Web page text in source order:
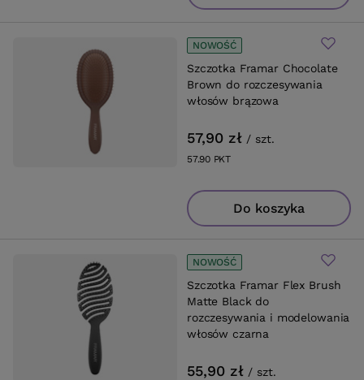
Szczotka Framar Chocolate
Brown do rozczesywania
włosów brązowa
NOWOŚĆ
57,90 zł / szt.
57.90PKTpunktów
Do koszyka
Szczotka Framar Flex Brush
Matte Black do
rozczesywania i modelowania
włosów czarna
NOWOŚĆ
55,90 zł / szt.